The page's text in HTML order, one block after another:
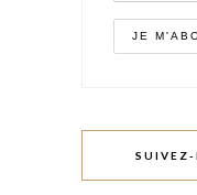
SUIVEZ-